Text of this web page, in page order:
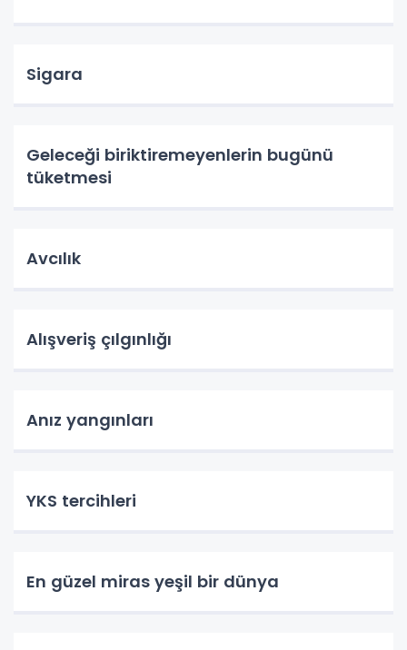
Sigara
Geleceği biriktiremeyenlerin bugünü
tüketmesi
Avcılık
Alışveriş çılgınlığı
Anız yangınları
YKS tercihleri
En güzel miras yeşil bir dünya